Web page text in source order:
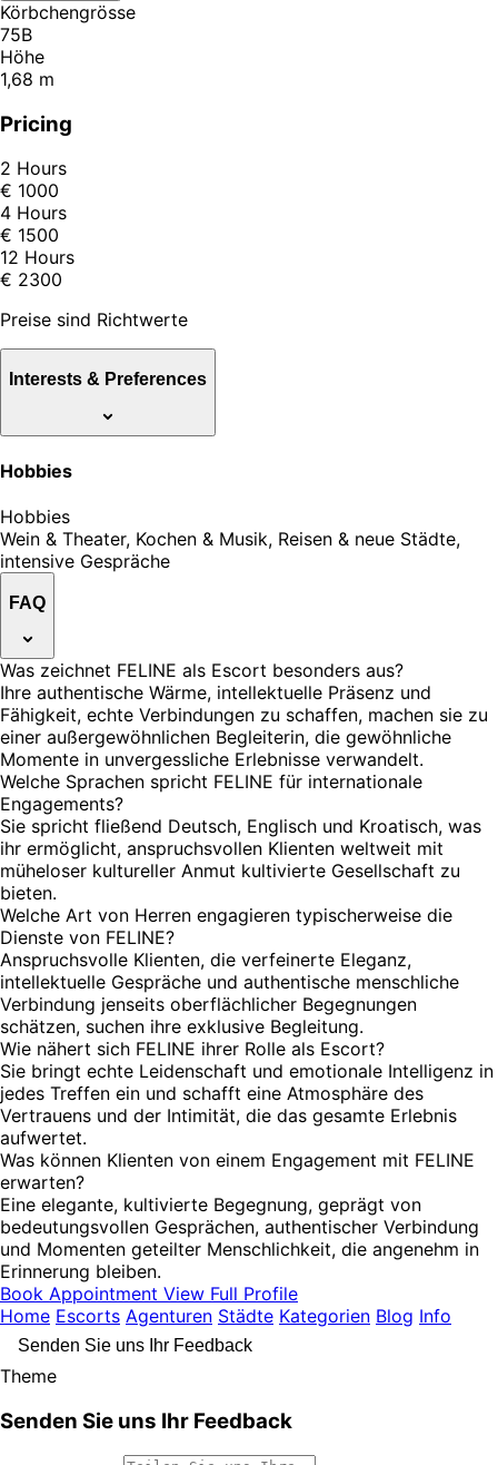
Körbchengrösse
75B
Höhe
1,68 m
Pricing
2 Hours
€ 1000
4 Hours
€ 1500
12 Hours
€ 2300
Preise sind Richtwerte
Interests & Preferences
Hobbies
Hobbies
Wein & Theater, Kochen & Musik, Reisen & neue Städte,
intensive Gespräche
FAQ
Was zeichnet FELINE als Escort besonders aus?
Ihre authentische Wärme, intellektuelle Präsenz und
Fähigkeit, echte Verbindungen zu schaffen, machen sie zu
einer außergewöhnlichen Begleiterin, die gewöhnliche
Momente in unvergessliche Erlebnisse verwandelt.
Welche Sprachen spricht FELINE für internationale
Engagements?
Sie spricht fließend Deutsch, Englisch und Kroatisch, was
ihr ermöglicht, anspruchsvollen Klienten weltweit mit
müheloser kultureller Anmut kultivierte Gesellschaft zu
bieten.
Welche Art von Herren engagieren typischerweise die
Dienste von FELINE?
Anspruchsvolle Klienten, die verfeinerte Eleganz,
intellektuelle Gespräche und authentische menschliche
Verbindung jenseits oberflächlicher Begegnungen
schätzen, suchen ihre exklusive Begleitung.
Wie nähert sich FELINE ihrer Rolle als Escort?
Sie bringt echte Leidenschaft und emotionale Intelligenz in
jedes Treffen ein und schafft eine Atmosphäre des
Vertrauens und der Intimität, die das gesamte Erlebnis
aufwertet.
Was können Klienten von einem Engagement mit FELINE
erwarten?
Eine elegante, kultivierte Begegnung, geprägt von
bedeutungsvollen Gesprächen, authentischer Verbindung
und Momenten geteilter Menschlichkeit, die angenehm in
Erinnerung bleiben.
Book Appointment View Full Profile
Home Escorts Agenturen Städte Kategorien Blog Info
Senden Sie uns Ihr Feedback
Theme
Senden Sie uns Ihr Feedback